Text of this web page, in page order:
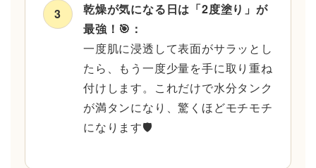
3
乾燥が気になる日は「2度塗り」が
最強！🎯：
一度肌に浸透して表面がサラッとし
たら、もう一度少量を手に取り重ね
付けします。これだけで水分タンク
が満タンになり、驚くほどモチモチ
になります🛡️